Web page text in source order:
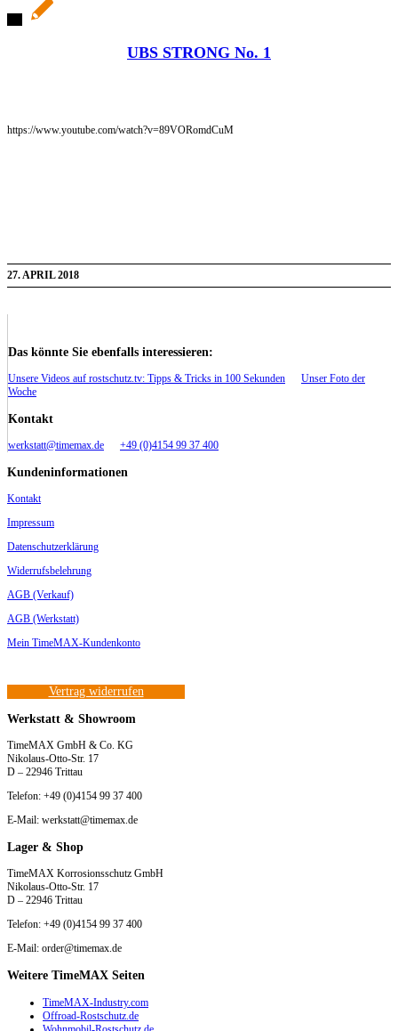
UBS STRONG No. 1
https://www.youtube.com/watch?v=89VORomdCuM
27. APRIL 2018
Das könnte Sie ebenfalls interessieren:
Unsere Videos auf rostschutz.tv: Tipps & Tricks in 100 Sekunden
Unser Foto der
Woche
Kontakt
werkstatt@timemax.de +49 (0)4154 99 37 400
Kundeninformationen
Kontakt
Impressum
Datenschutzerklärung
Widerrufsbelehrung
AGB (Verkauf)
AGB (Werkstatt)
Mein TimeMAX-Kundenkonto
Vertrag widerrufen
Werkstatt & Showroom
TimeMAX GmbH & Co. KG
Nikolaus-Otto-Str. 17
D – 22946 Trittau
Telefon: +49 (0)4154 99 37 400
E-Mail: werkstatt@timemax.de
Lager & Shop
TimeMAX Korrosionsschutz GmbH
Nikolaus-Otto-Str. 17
D – 22946 Trittau
Telefon: +49 (0)4154 99 37 400
E-Mail: order@timemax.de
Weitere TimeMAX Seiten
TimeMAX-Industry.com
Offroad-Rostschutz.de